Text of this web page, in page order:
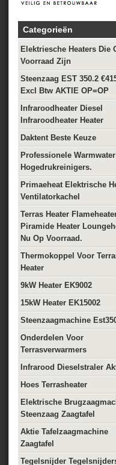
Categorieën
Elektriesche Heaters Die
Voorraad Zijn
Steenzaag EST 350.2
Excl Btw AKTIE OP=OP
Infraroodheater Diesel
Infraroodheater Heater
Daktent Beste Keuze
Professionele Warmwater
Hogedrukreinigers.
Primaeheat Elektrische
Ventilatorkachel
Terras Heater
Piramide Heater
Nu Op Voorraad.
Thermokoppel Voor
Heater
9kW Heater EK9002
15kW Heater EK15002
Steenzaagmachine
Onderdelen Voor
Terrasverwarmers
Infrarood Dieselstraler
Hoes Terrasheater
Elektrische
Steenzaag Zaagtafel
Aktie Tafelzaagmachine
Zaagtafel
Tegelsnijder